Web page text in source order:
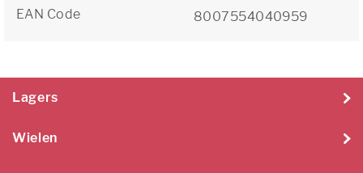
EAN Code 8007554040959
Lagers
Wielen